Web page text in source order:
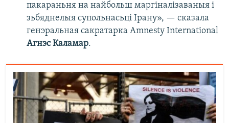
пакараньня на найбольш маргіналізаваныя і
зьбяднелыя супольнасьці Ірану», — сказала
генэральная сакратарка Amnesty International
Агнэс Каламар.